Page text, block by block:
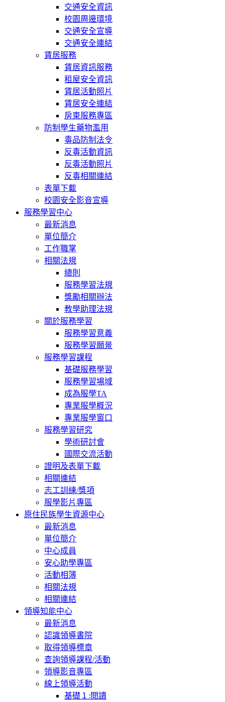
交通安全資訊
校園周邊環境
交通安全宣導
交通安全連結
賃居服務
賃居資訊服務
租屋安全資訊
賃居活動照片
賃居安全連結
房東服務專區
防制學生藥物濫用
毒品防制法令
反毒活動資訊
反毒活動照片
反毒相關連結
表單下載
校園安全影音宣導
服務學習中心
最新消息
單位簡介
工作職掌
相關法規
總則
服務學習法規
獎勵相關辦法
教學助理法規
關於服務學習
服務學習意義
服務學習願景
服務學習課程
基礎服務學習
服務學習場域
成為服學TA
專業服學概況
專業服學窗口
服務學習研究
學術研討會
國際交流活動
證明及表單下載
相關連結
志工訓練/獎項
服學影片專區
原住民族學生資源中心
最新消息
單位簡介
中心成員
安心助學專區
活動相簿
相關法規
相關連結
領導知能中心
最新消息
認識領導書院
取得領導標章
查詢領導課程/活動
領導影音專區
線上領導活動
基礎１:閱讀